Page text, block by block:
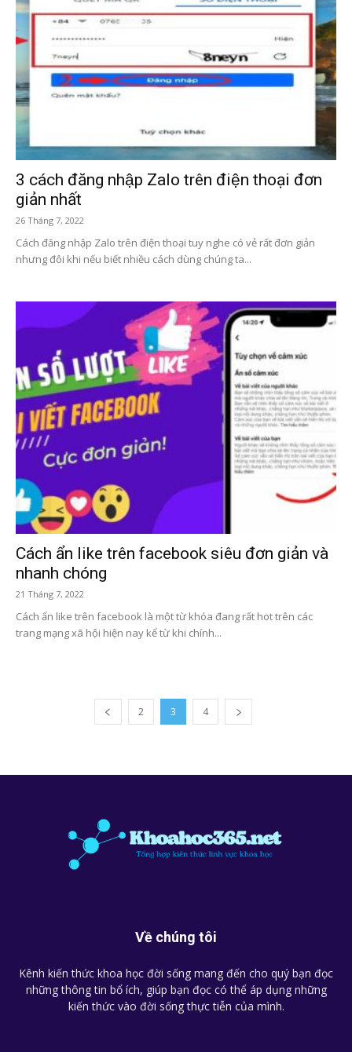
3 cách đăng nhập Zalo trên điện thoại đơn
giản nhất
26 Tháng 7, 2022
Cách đăng nhập Zalo trên điện thoại tuy nghe có vẻ rất đơn giản
nhưng đôi khi nếu biết nhiều cách dùng chúng ta...
Cách ẩn like trên facebook siêu đơn giản và
nhanh chóng
21 Tháng 7, 2022
Cách ẩn like trên facebook là một từ khóa đang rất hot trên các
trang mạng xã hội hiện nay kể từ khi chính...
2 3 4
Về chúng tôi
Kênh kiến thức khoa học đời sống mang đến cho quý bạn đọc
những thông tin bổ ích, giúp bạn đọc có thể áp dụng những
kiến thức vào đời sống thực tiễn của mình.